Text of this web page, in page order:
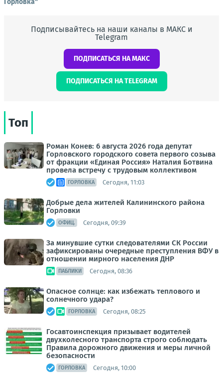
Горловка"
Подписывайтесь на наши каналы в МАКС и
Telegram
ПОДПИСАТЬСЯ НА МАКС
ПОДПИСАТЬСЯ НА TELEGRAM
Топ
Роман Конев: 6 августа 2026 года депутат
Горловского городского совета первого созыва
от фракции «Единая Россия» Наталия Ботвина
провела встречу с трудовым коллективом
ГОРЛОВКА Сегодня, 11:03
Добрые дела жителей Калининского района
Горловки
ОФИЦ. Сегодня, 09:39
За минувшие сутки следователями СК России
зафиксированы очередные преступления ВФУ в
отношении мирного населения ДНР
ПАБЛИКИ Сегодня, 08:36
Опасное солнце: как избежать теплового и
солнечного удара?
ГОРЛОВКА Сегодня, 08:25
Госавтоинспекция призывает водителей
двухколесного транспорта строго соблюдать
Правила дорожного движения и меры личной
безопасности
ГОРЛОВКА Сегодня, 10:00